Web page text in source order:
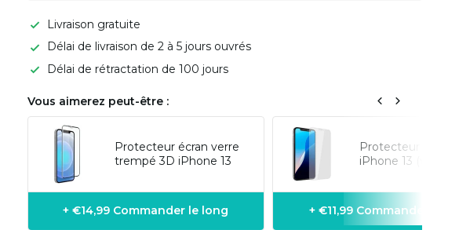
Livraison gratuite
Délai de livraison de 2 à 5 jours ouvrés
Délai de rétractation de 100 jours
Vous aimerez peut-être :
Protecteur écran verre
trempé 3D iPhone 13
+ €14,99 Commander le long
Protecteur
iPhone 13 (verre
+ €11,99 Commander le